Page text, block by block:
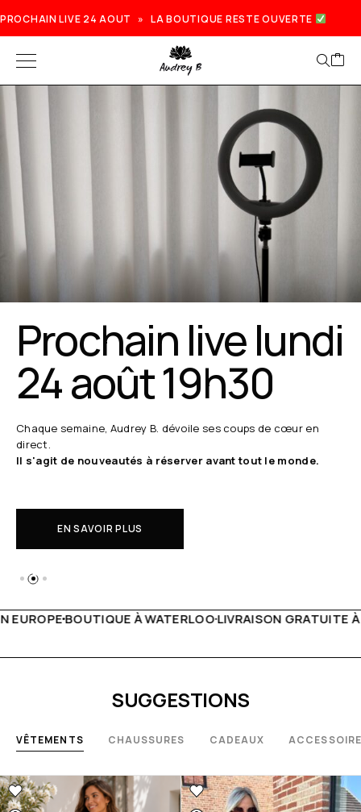
PROCHAIN LIVE 24 AOUT » LA BOUTIQUE RESTE OUVERTE
Prochain live lundi
24 août 19h30
Chaque semaine, Audrey B. dévoile ses coups de cœur en
direct.
Il s'agit de nouveautés à réserver avant tout le monde.
EN SAVOIR PLUS
LIVRAISON GRATUITE À PARTIR DE 150€LIVE
SUGGESTIONS
VÊTEMENTS CHAUSSURES CADEAUX